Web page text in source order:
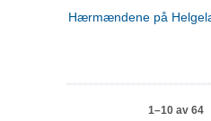
Hærmændene på
1–10 av 64